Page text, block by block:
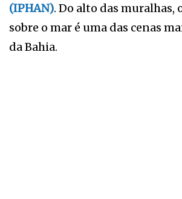
(IPHAN). Do alto das muralhas,
sobre o mar é uma das cenas
da Bahia.